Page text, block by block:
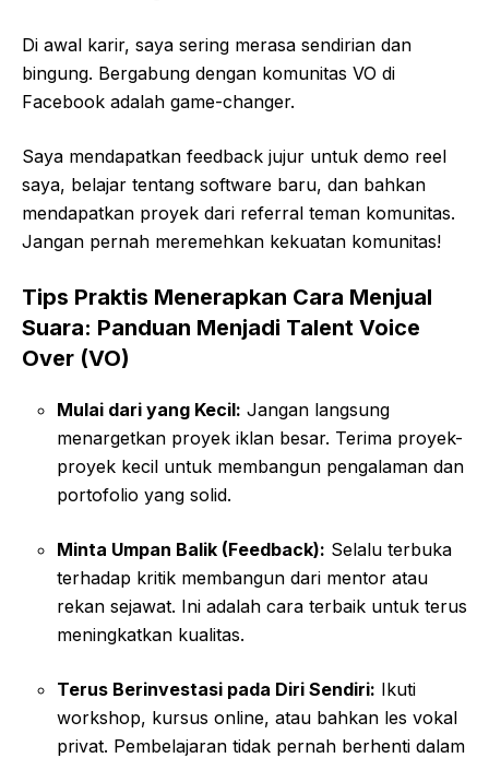
Di awal karir, saya sering merasa sendirian dan
bingung. Bergabung dengan komunitas VO di
Facebook adalah game-changer.
Saya mendapatkan feedback jujur untuk demo reel
saya, belajar tentang software baru, dan bahkan
mendapatkan proyek dari referral teman komunitas.
Jangan pernah meremehkan kekuatan komunitas!
Tips Praktis Menerapkan Cara Menjual
Suara: Panduan Menjadi Talent Voice
Over (VO)
Mulai dari yang Kecil: Jangan langsung
menargetkan proyek iklan besar. Terima proyek-
proyek kecil untuk membangun pengalaman dan
portofolio yang solid.
Minta Umpan Balik (Feedback): Selalu terbuka
terhadap kritik membangun dari mentor atau
rekan sejawat. Ini adalah cara terbaik untuk terus
meningkatkan kualitas.
Terus Berinvestasi pada Diri Sendiri: Ikuti
workshop, kursus online, atau bahkan les vokal
privat. Pembelajaran tidak pernah berhenti dalam